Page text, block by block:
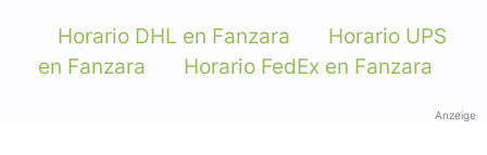
Horario DHL en Fanzara
Horario UPS
en Fanzara
Horario FedEx en Fanzara
Anzeige